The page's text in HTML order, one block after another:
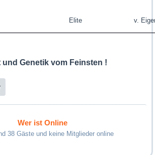
Elite v.
und Genetik vom Feinsten !
Wer ist Online
38 Gäste und keine Mitglieder online